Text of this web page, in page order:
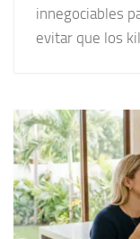
innegociables
evitar que los